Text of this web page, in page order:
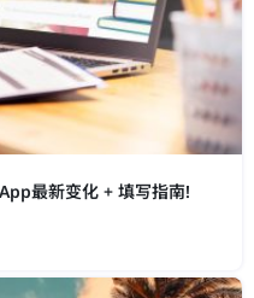
最新变化 + 填写指南!